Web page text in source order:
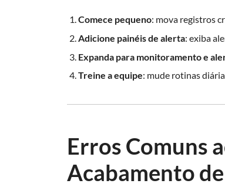
Comece pequeno: mova registros
Adicione painéis de alerta: exiba
Expanda para monitoramento e
Treine a equipe: mude rotinas
Erros Comuns
Acabamento